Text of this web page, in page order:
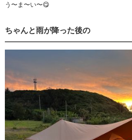
う〜ま〜い〜😋
ちゃんと雨が降った後の